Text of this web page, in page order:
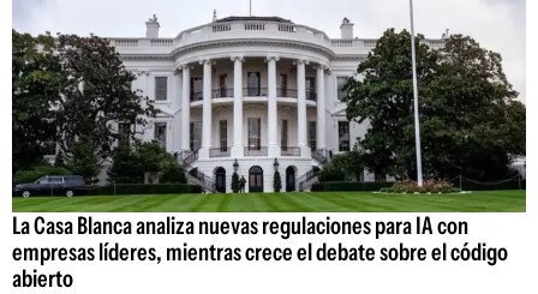
La Casa Blanca analiza nuevas regulaciones para IA con
empresas líderes, mientras crece el debate sobre el código
abierto